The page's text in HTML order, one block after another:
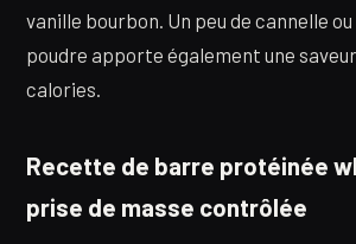
vanille bourbon. Un peu de cannelle
poudre apporte également une
calories.
Recette de barre protéinée
prise de masse contrôlée